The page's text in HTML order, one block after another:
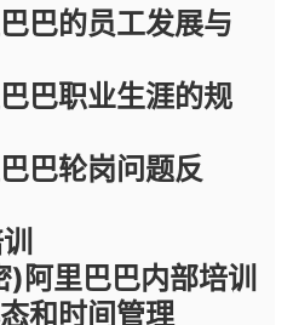
巴的员工发展与
巴职业生涯的规
巴轮岗问题反
阿里巴巴内部培训
和时间管理